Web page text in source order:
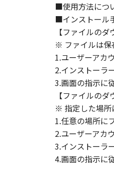
(1) 「
ノン
証を
(2) キ
ソフ
定さ
ヤノ
され
(3) キ
ソフ
責任
８．
(1) 本
■使用方法につ
■インストール
【ファイルの
※ ファイルは保
1.ユーザーアカ
2.インストーラ
3.画面の指示に
【ファイルの
※ 指定した場所
1.任意の場所に
2.ユーザーアカ
3.インストーラ
4.画面の指示に